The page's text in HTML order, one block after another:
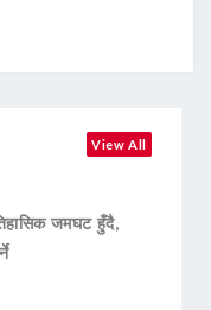
View All
जमघट हुँदै,